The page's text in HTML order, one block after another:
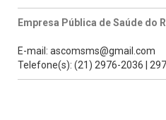
Empresa Pública de Saúde do
E-mail: ascomsms@gmail.com
Telefone(s): (21) 2976-2036 |